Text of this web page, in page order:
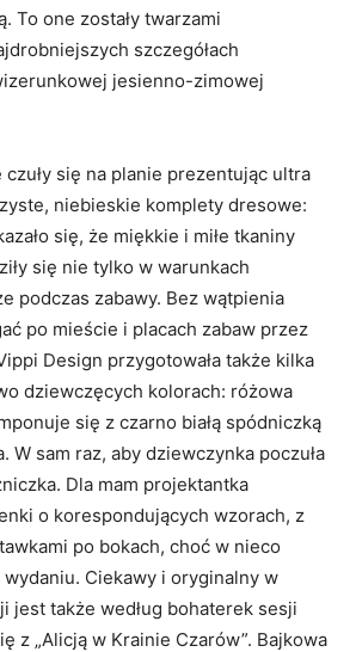
To one zostały twarzami
szczegółach
jesienno-zimowej
się na planie prezentując ultra
niebieskie komplety dresowe:
się, że miękkie i miłe tkaniny
się nie tylko w warunkach
podczas zabawy. Bez wątpienia
po mieście i placach zabaw przez
Design przygotowała także kilka
dziewczęcych kolorach: różowa
się z czarno białą spódniczką
W sam raz, aby dziewczynka poczuła
Dla mam projektantka
o korespondujących wzorach, z
po bokach, choć w nieco
wydaniu. Ciekawy i oryginalny w
jest także według bohaterek sesji
z „Alicją w Krainie Czarów”. Bajkowa